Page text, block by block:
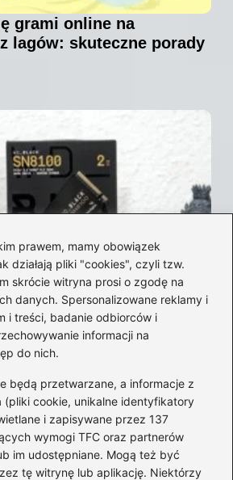
prawem, mamy obowiązek
działają pliki "cookies", czyli tzw.
skrócie witryna prosi o zgodę na
danych. Spersonalizowane reklamy i
i treści, badanie odbiorców i
informacji na
do nich.
będą przetwarzane, a informacje z
(pliki cookie, unikalne identyfikatory
i zapisywane przez 137
wymogi TFC oraz partnerów
im udostępniane. Mogą też być
tę witrynę lub aplikację. Niektórzy
grami online na
lagów: skuteczne porady
dysków na gry: który
maksymalną